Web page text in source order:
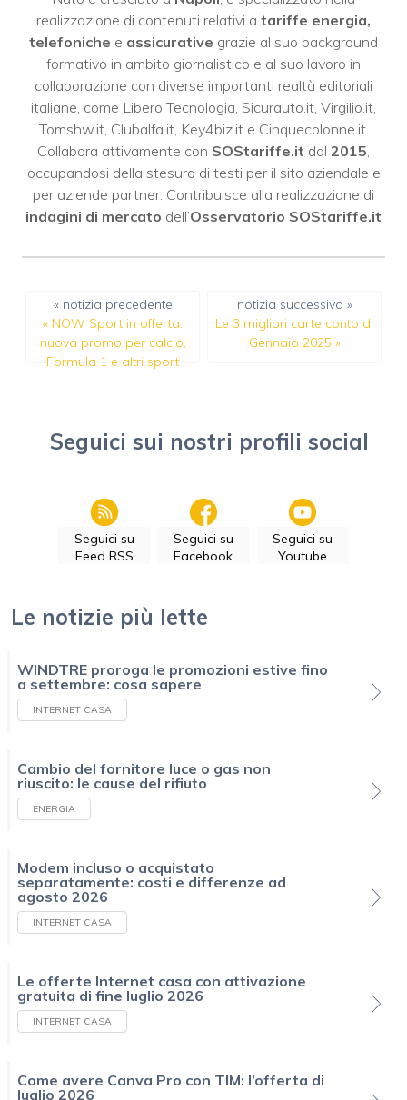
realizzazione di contenuti relativi a tariffe energia,
telefoniche e assicurative grazie al suo background
formativo in ambito giornalistico e al suo lavoro in
collaborazione con diverse importanti realtà editoriali
italiane, come Libero Tecnologia, Sicurauto.it, Virgilio.it,
Tomshw.it, Clubalfa.it, Key4biz.ite Cinquecolonne.it.
Collabora attivamente con SOStariffe.it dal 2015,
occupandosi della stesura di testi per il sito aziendale e
per aziende partner. Contribuisce alla realizzazione di
indagini di mercato dell’Osservatorio SOStariffe.it
« notizia precedente
« NOW Sport in offerta:
nuova promo per calcio,
Formula 1 e altri sport
notizia successiva »
Le 3 migliori carte conto di
Gennaio 2025 »
Seguici sui nostri profili social
Seguici su
Feed RSS
Seguici su
Facebook
Seguici su
Youtube
Le notizie più lette
WINDTRE proroga le promozioni estive fino
a settembre: cosa sapere
INTERNET CASA
Cambio del fornitore luce o gas non
riuscito: le cause del rifiuto
ENERGIA
Modem incluso o acquistato
separatamente: costi e differenze ad
agosto 2026
INTERNET CASA
Le offerte Internet casa con attivazione
gratuita di fine luglio 2026
INTERNET CASA
Come avere Canva Pro con TIM: l’offerta di
luglio 2026